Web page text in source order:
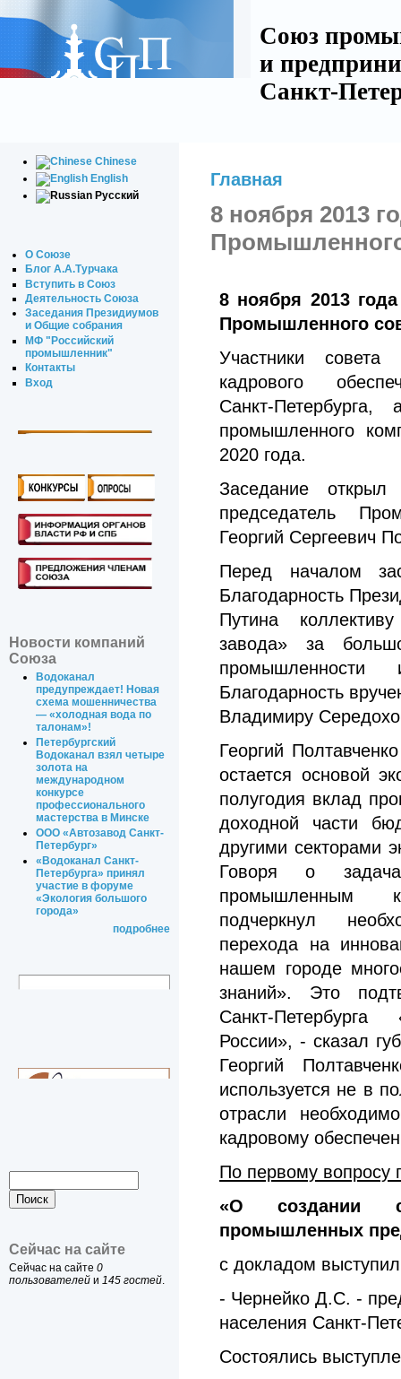
Союз
и
Санкт-
Chinese
English
Русский
О Союзе
Блог А.А.Турчака
Вступить в Союз
Деятельность Союза
Заседания Президиумов
и Общие собрания
МФ "Российский
промышленник"
Контакты
Вход
Новости компаний
Союза
Водоканал
предупреждает! Новая
схема мошенничества
— «холодная вода по
талонам»!
Петербургский
Водоканал взял четыре
золота на
международном
конкурсе
профессионального
мастерства в Минске
ООО «Автозавод Санкт-
Петербург»
«Водоканал Санкт-
Петербурга» принял
участие в форуме
«Экология большого
города»
подробнее
Сейчас на сайте
Сейчас на сайте 0
пользователей и 145 гостей.
Главная
8 ноября 2013
Промышленного
8 ноября 2013
Промышленного
Участники
кадрового
Санкт-Петербурга, а
промышленного
2020 года.
Заседание открыл
председатель
Георгий Сергеевич
Перед началом
Благодарность
Путина
завода» за
Благодарность
Владимиру
Георгий
остается основой
полугодия вклад
доходной части
другими секторами
Говоря о
промышленным
подчеркнул
перехода на
нашем городе
знаний». Это
Санкт-Петербурга
России», - сказал
Георгий
используется не в
отрасли
кадровому
По первому вопросу
«О создании
промышленных
с докладом
- Чернейко Д.С. -
населения Санкт-
Состоялись